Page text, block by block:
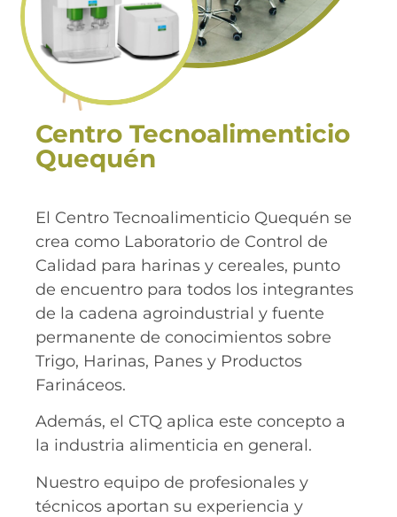
Centro Tecnoalimenticio
Quequén
El Centro Tecnoalimenticio Quequén se
crea como Laboratorio de Control de
Calidad para harinas y cereales, punto
de encuentro para todos los integrantes
de la cadena agroindustrial y fuente
permanente de conocimientos sobre
Trigo, Harinas, Panes y Productos
Farináceos.
Además, el CTQ aplica este concepto a
la industria alimenticia en general.
Nuestro equipo de profesionales y
técnicos aportan su experiencia y